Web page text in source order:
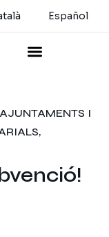
Español
I